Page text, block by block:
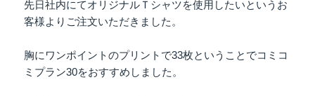
先日社内にてオリジナルＴシャツを使用したいというお
客様よりご注文いただきました。
胸にワンポイントのプリントで33枚ということでコミコ
ミプラン30をおすすめしました。